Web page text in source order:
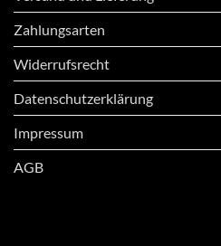
Zahlungsarten
Widerrufsrecht
Datenschutzerklärung
Impressum
AGB